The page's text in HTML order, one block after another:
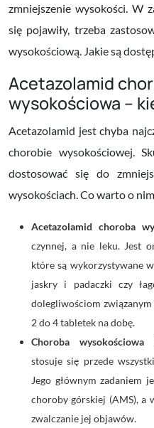
zmniejszenie wysokości. W
się pojawiły, trzeba
wysokościową. Jakie są
Acetazolamid
wysokościowa –
Acetazolamid jest chyba
chorobie wysokościowej.
dostosować się do
wysokościach. Co warto o
Acetazolamid choroba
czynnej, a nie leku. Jest
które są wykorzystywane
jaskry i padaczki czy
dolegliwościom związanym
2 do 4 tabletek na dobę.
Choroba wysokościowa
stosuje się przede
Jego głównym zadaniem
choroby górskiej (AMS), a
zwalczanie jej objawów.